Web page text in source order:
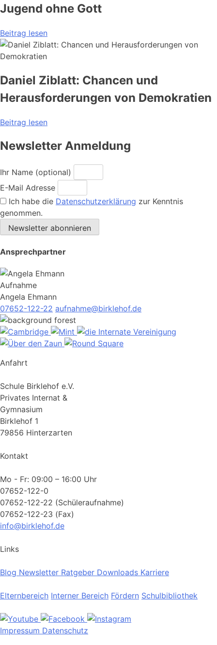
Jugend ohne Gott
Beitrag lesen
Daniel Ziblatt: Chancen und
Herausforderungen von Demokratien
Beitrag lesen
Newsletter Anmeldung
Ihr Name (optional)
E-Mail Adresse
Ich habe die Datenschutzerklärung zur Kenntnis
genommen.
Newsletter abonnieren
Ansprechpartner
Aufnahme
Angela Ehmann
07652-122-22 aufnahme@birklehof.de
Anfahrt
Schule Birklehof e.V.
Privates Internat &
Gymnasium
Birklehof 1
79856 Hinterzarten
Kontakt
Mo - Fr: 09:00 – 16:00 Uhr
07652-122-0
07652-122-22 (Schüleraufnahme)
07652-122-23 (Fax)
info@birklehof.de
Links
Blog Newsletter Ratgeber Downloads Karriere
Elternbereich Interner Bereich Fördern Schulbibliothek
Impressum Datenschutz